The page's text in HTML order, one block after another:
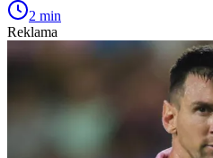
2 min
Reklama